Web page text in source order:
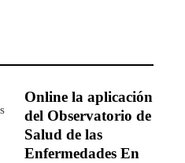
Online la aplicación
del Observatorio de
Salud de las
Enfermedades En